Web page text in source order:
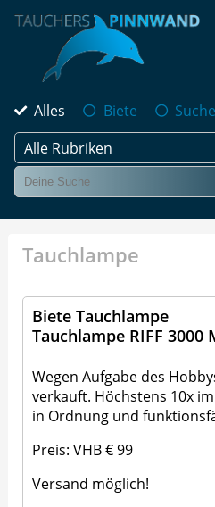
Alles Biete
Suche
Alle Rubriken
Tauchlampe
Biete Tauchlampe
Tauchlampe RIFF 3000
Wegen Aufgabe des
verkauft. Höchstens 10x
in Ordnung und
Preis: VHB € 99
Versand möglich!